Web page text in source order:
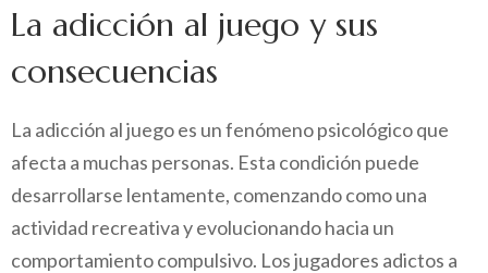
La adicción al juego y sus
consecuencias
La adicción al juego es un fenómeno psicológico que
afecta a muchas personas. Esta condición puede
desarrollarse lentamente, comenzando como una
actividad recreativa y evolucionando hacia un
comportamiento compulsivo. Los jugadores adictos a